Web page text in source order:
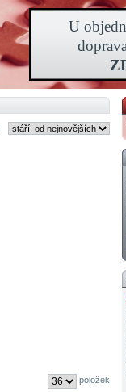
položek